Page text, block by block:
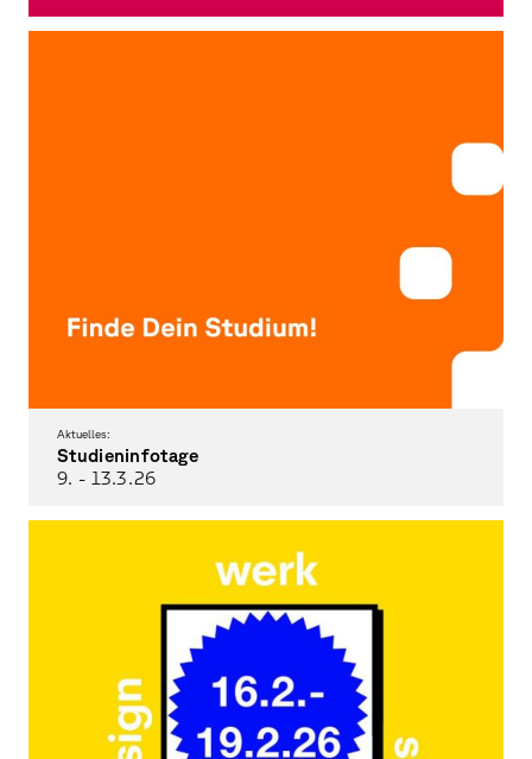
Aktuelles:
Studieninfotage
9. - 13.3.26